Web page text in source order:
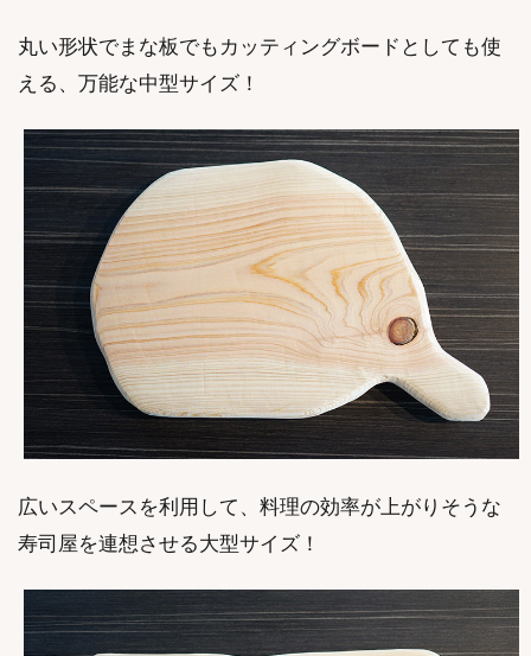
丸い形状でまな板でもカッティングボードとしても使
える、万能な中型サイズ！
広いスペースを利用して、料理の効率が上がりそうな
寿司屋を連想させる大型サイズ！